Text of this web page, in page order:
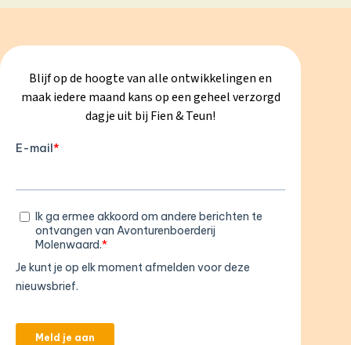
Blijf op de hoogte van alle ontwikkelingen en
maak iedere maand kans op een geheel verzorgd
dagje uit bij Fien & Teun!